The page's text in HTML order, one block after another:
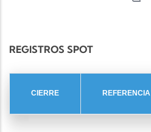
REGISTROS SPOT
CIERRE REFERENCIA